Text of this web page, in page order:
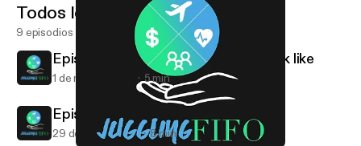
Todos los episodios
9 episodios
Episode 18: What does Success look like
1 de may de 2017 5 min
Episode 17: My Biggest Strength
29 de abr de 2017 8 min